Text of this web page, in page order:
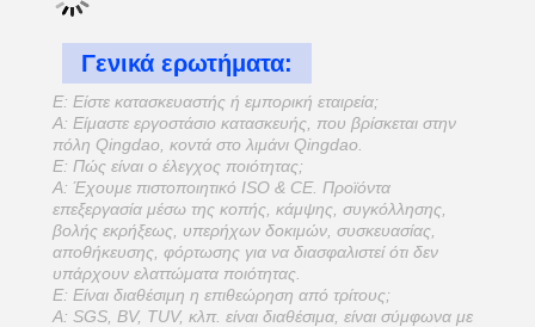
Γενικά ερωτήματα:
Ε: Είστε κατασκευαστής ή εμπορική εταιρεία;
Α: Είμαστε εργοστάσιο κατασκευής, που βρίσκεται στην
πόλη Qingdao, κοντά στο λιμάνι Qingdao.
Ε: Πώς είναι ο έλεγχος ποιότητας;
Α: Έχουμε πιστοποιητικό ISO & CE. Προϊόντα
επεξεργασία μέσω της κοπής, κάμψης, συγκόλλησης,
βολής εκρήξεως, υπερήχων δοκιμών, συσκευασίας,
αποθήκευσης, φόρτωσης για να διασφαλιστεί ότι δεν
υπάρχουν ελαττώματα ποιότητας.
Ε: Είναι διαθέσιμη η επιθεώρηση από τρίτους;
Α: SGS, BV, TUV, κλπ. είναι διαθέσιμα, είναι σύμφωνα με